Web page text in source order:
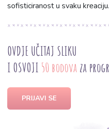
sofisticiranost u svaku kreaciju.
OVDJE UČITAJ SLIKU
I OSVOJI 50 bodova za
PRIJAVI SE